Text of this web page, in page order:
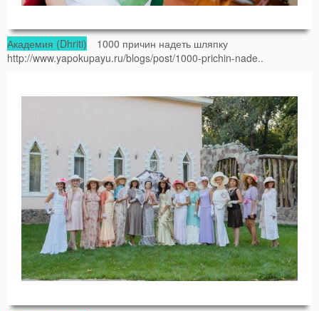
Академия (Dhriti) 1000 причин надеть шляпку
http://www.yapokupayu.ru/blogs/post/1000-prichin-nade..